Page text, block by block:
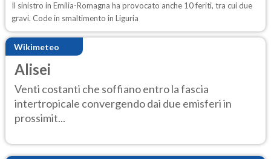
Il sinistro in Emilia-Romagna ha provocato anche 10 feriti, tra cui due
gravi. Code in smaltimento in Liguria
Wikimeteo
Alisei
Venti costanti che soffiano entro la fascia
intertropicale convergendo dai due emisferi in
prossimit...